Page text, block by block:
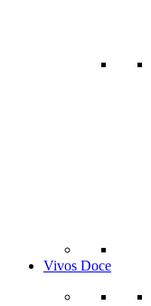
Vivos Doce